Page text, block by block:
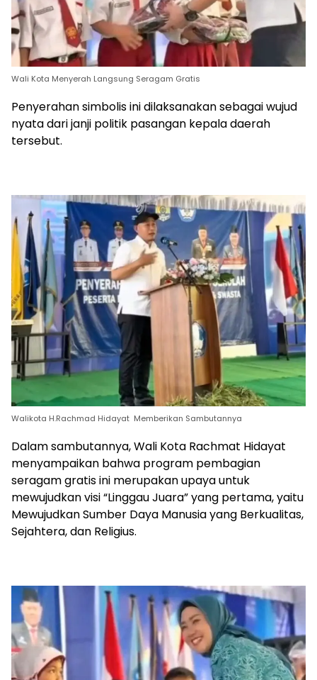
Wali Kota Menyerah Langsung Seragam Gratis
Penyerahan simbolis ini dilaksanakan sebagai wujud
nyata dari janji politik pasangan kepala daerah
tersebut.
Walikota H.Rachmad Hidayat Memberikan Sambutannya
Dalam sambutannya, Wali Kota Rachmat Hidayat
menyampaikan bahwa program pembagian
seragam gratis ini merupakan upaya untuk
mewujudkan visi “Linggau Juara” yang pertama, yaitu
Mewujudkan Sumber Daya Manusia yang Berkualitas,
Sejahtera, dan Religius.